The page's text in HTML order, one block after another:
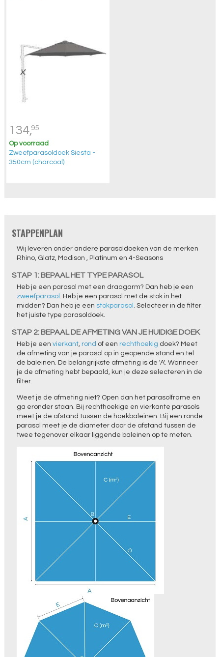
134,95
Op voorraad
Zweefparasoldoek Siesta -
350cm (charcoal)
STAPPENPLAN
Wij leveren onder andere parasoldoeken van de merken
Rhino, Glatz, Madison , Platinum en 4-Seasons
STAP 1: BEPAAL HET TYPE PARASOL
Heb je een parasol met een draagarm? Dan heb je een
zweefparasol . Heb je een parasol met de stok in het
midden? Dan heb je een stokparasol . Selecteer in de filter
het juiste type parasoldoek.
STAP 2: BEPAAL DE AFMETING VAN JE HUIDIGE DOEK
Heb je een vierkant,rond of een rechthoekig doek? Meet
de afmeting van je parasol op in geopende stand en tel
de baleinen. De belangrijkste afmeting is de 'A'. Wanneer
je de afmeting hebt bepaald, kun je deze selecteren in de
filter.
Weet je de afmeting niet? Open dan het parasolframe en
ga eronder staan. Bij rechthoekige en vierkante parasols
meet je de afstand tussen de hoekbaleinen. Bij een ronde
parasol meet je de diameter door de afstand tussen de
twee tegenover elkaar liggende baleinen op te meten.